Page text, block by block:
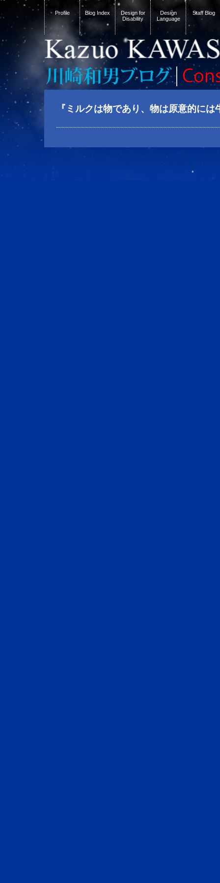
Profile Blog Index
Design for
Disability
Design
Language
Staff Blog
『ミルクは物であり、物は原意的には